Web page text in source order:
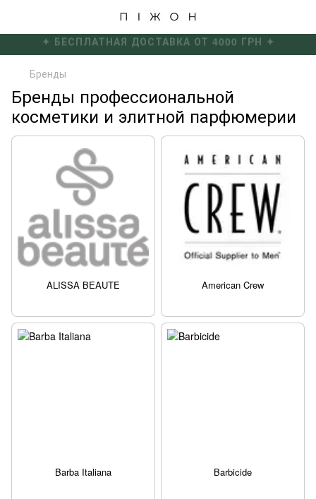
✦ БЕСПЛАТНАЯ ДОСТАВКА ОТ 4000 ГРН ✦
Бренды
Бренды профессиональной
косметики и элитной парфюмерии
ALISSA BEAUTE American Crew
Barba Italiana Barbicide